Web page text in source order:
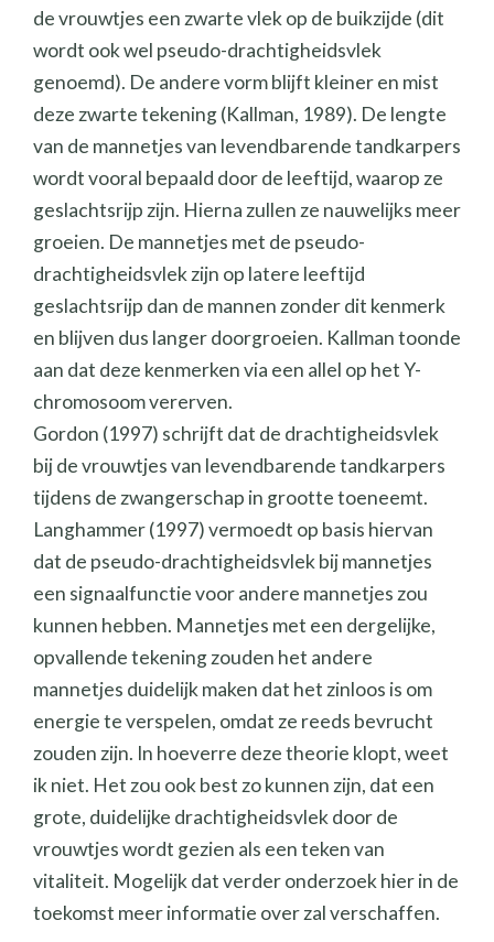
de vrouwtjes een zwarte vlek op de buikzijde (dit
wordt ook wel pseudo-drachtigheidsvlek
genoemd). De andere vorm blijft kleiner en mist
deze zwarte tekening (Kallman, 1989). De lengte
van de mannetjes van levendbarende tandkarpers
wordt vooral bepaald door de leeftijd, waarop ze
geslachtsrijp zijn. Hierna zullen ze nauwelijks meer
groeien. De mannetjes met de pseudo-
drachtigheidsvlek zijn op latere leeftijd
geslachtsrijp dan de mannen zonder dit kenmerk
en blijven dus langer doorgroeien. Kallman toonde
aan dat deze kenmerken via een allel op het Y-
chromosoom vererven.
Gordon (1997) schrijft dat de drachtigheidsvlek
bij de vrouwtjes van levendbarende tandkarpers
tijdens de zwangerschap in grootte toeneemt.
Langhammer (1997) vermoedt op basis hiervan
dat de pseudo-drachtigheidsvlek bij mannetjes
een signaalfunctie voor andere mannetjes zou
kunnen hebben. Mannetjes met een dergelijke,
opvallende tekening zouden het andere
mannetjes duidelijk maken dat het zinloos is om
energie te verspelen, omdat ze reeds bevrucht
zouden zijn. In hoeverre deze theorie klopt, weet
ik niet. Het zou ook best zo kunnen zijn, dat een
grote, duidelijke drachtigheidsvlek door de
vrouwtjes wordt gezien als een teken van
vitaliteit. Mogelijk dat verder onderzoek hier in de
toekomst meer informatie over zal verschaffen.